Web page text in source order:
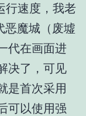
行速度，我老
恶魔城（废墟
代在画面进
决了，可见
是首次采用
可以使用强